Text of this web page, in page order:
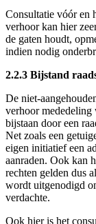
Consultatie vóór en
verhoor kan hier
de gaten houdt,
indien nodig
2.2.3 Bijstand
De niet-
verhoor mededeling
bijstaan door een
Net zoals een
eigen initiatief een
aanraden. Ook kan
rechten gelden dus
wordt uitgenodigd
verdachte.
Ook hier is het